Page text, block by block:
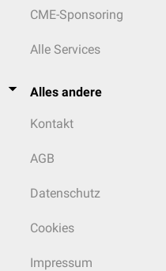
CME-Sponsoring
Alle Services
Alles andere
Kontakt
AGB
Datenschutz
Cookies
Impressum